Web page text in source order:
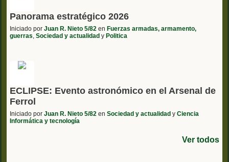
Panorama estratégico 2026
Iniciado por Juan R. Nieto 5/82 en Fuerzas armadas, armamento,
guerras Sociedad y actualidad y Politica
ECLIPSE: Evento astronómico en el Arsenal de
Ferrol
Iniciado por Juan R. Nieto 5/82 en Sociedad y actualidad y Ciencia
Informática y tecnología
Ver todos